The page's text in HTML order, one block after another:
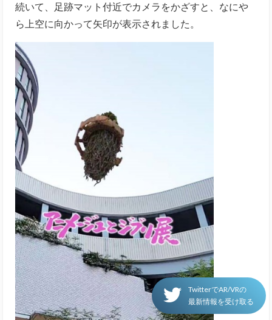
続いて、足跡マット付近でカメラをかざすと、なにや
ら上空に向かって矢印が表示されました。
TwitterでAR/VRの
最新情報を受け取る